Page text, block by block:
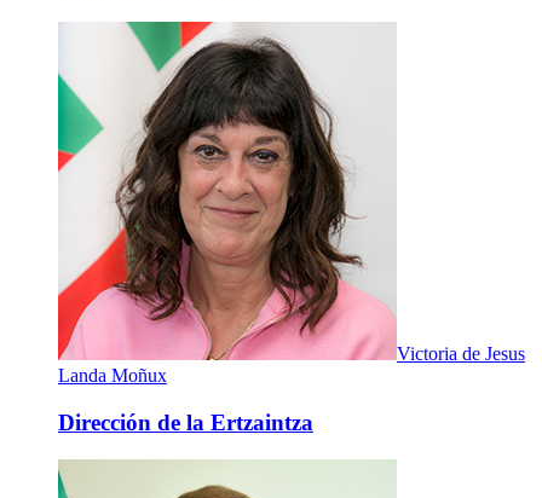
Victoria de Jesus
Landa Moñux
Dirección de la Ertzaintza